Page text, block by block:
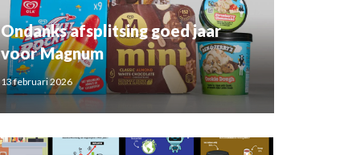
Ondanks afsplitsing goed jaar
voor Magnum
13 februari 2026